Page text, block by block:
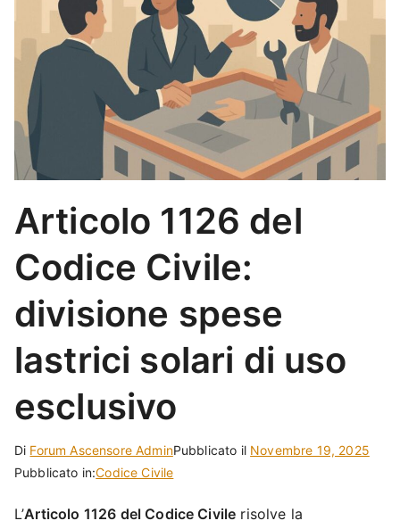
Articolo 1126 del
Codice Civile:
divisione spese
lastrici solari di uso
esclusivo
Di Forum Ascensore AdminPubblicato il Novembre 19, 2025
Pubblicato in:Codice Civile
L’Articolo 1126 del Codice Civile risolve la